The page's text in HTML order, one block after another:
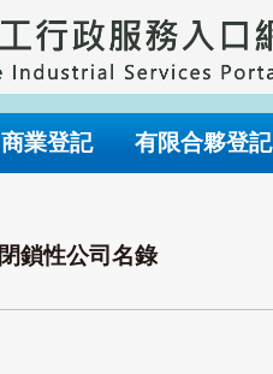
商業登記 有限合夥登記
閉鎖性公司名錄